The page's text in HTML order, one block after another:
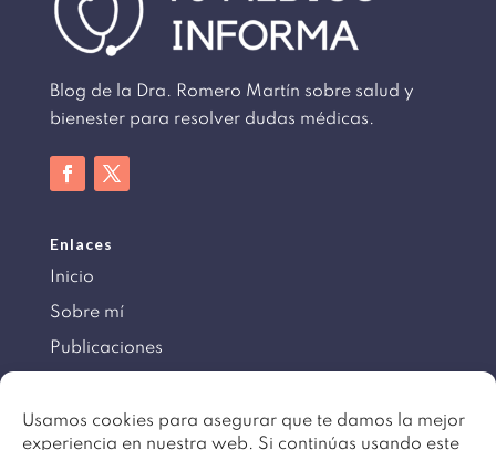
Usamos cookies para asegurar que te damos la mejor
experiencia en nuestra web. Si continúas usando este
Blog de la Dra. Romero Martín sobre salud y
bienester para resolver dudas médicas.
Enlaces
Inicio
Sobre mí
Publicaciones
Información